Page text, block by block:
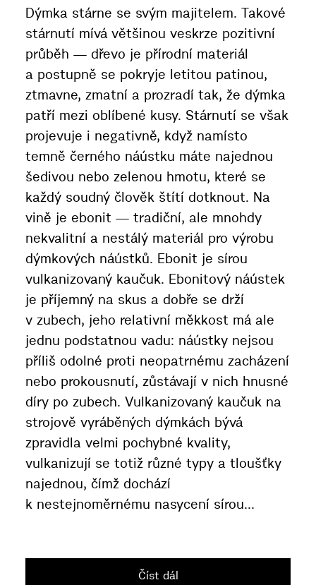
Dýmka stárne se svým majitelem. Takové
stárnutí mívá většinou veskrze pozitivní
průběh — dřevo je přírodní materiál
a postupně se pokryje letitou patinou,
ztmavne, zmatní a prozradí tak, že dýmka
patří mezi oblíbené kusy. Stárnutí se však
projevuje i negativně, když namísto
temně černého náústku máte najednou
šedivou nebo zelenou hmotu, které se
každý soudný člověk štítí dotknout. Na
vině je ebonit — tradiční, ale mnohdy
nekvalitní a nestálý materiál pro výrobu
dýmkových náústků. Ebonit je sírou
vulkanizovaný kaučuk. Ebonitový náústek
je příjemný na skus a dobře se drží
v zubech, jeho relativní měkkost má ale
jednu podstatnou vadu: náústky nejsou
příliš odolné proti neopatrnému zacházení
nebo prokousnutí, zůstávají v nich hnusné
díry po zubech. Vulkanizovaný kaučuk na
strojově vyráběných dýmkách bývá
zpravidla velmi pochybné kvality,
vulkanizují se totiž různé typy a tloušťky
najednou, čímž dochází
k nestejnoměrnému nasycení sírou...
Číst dál